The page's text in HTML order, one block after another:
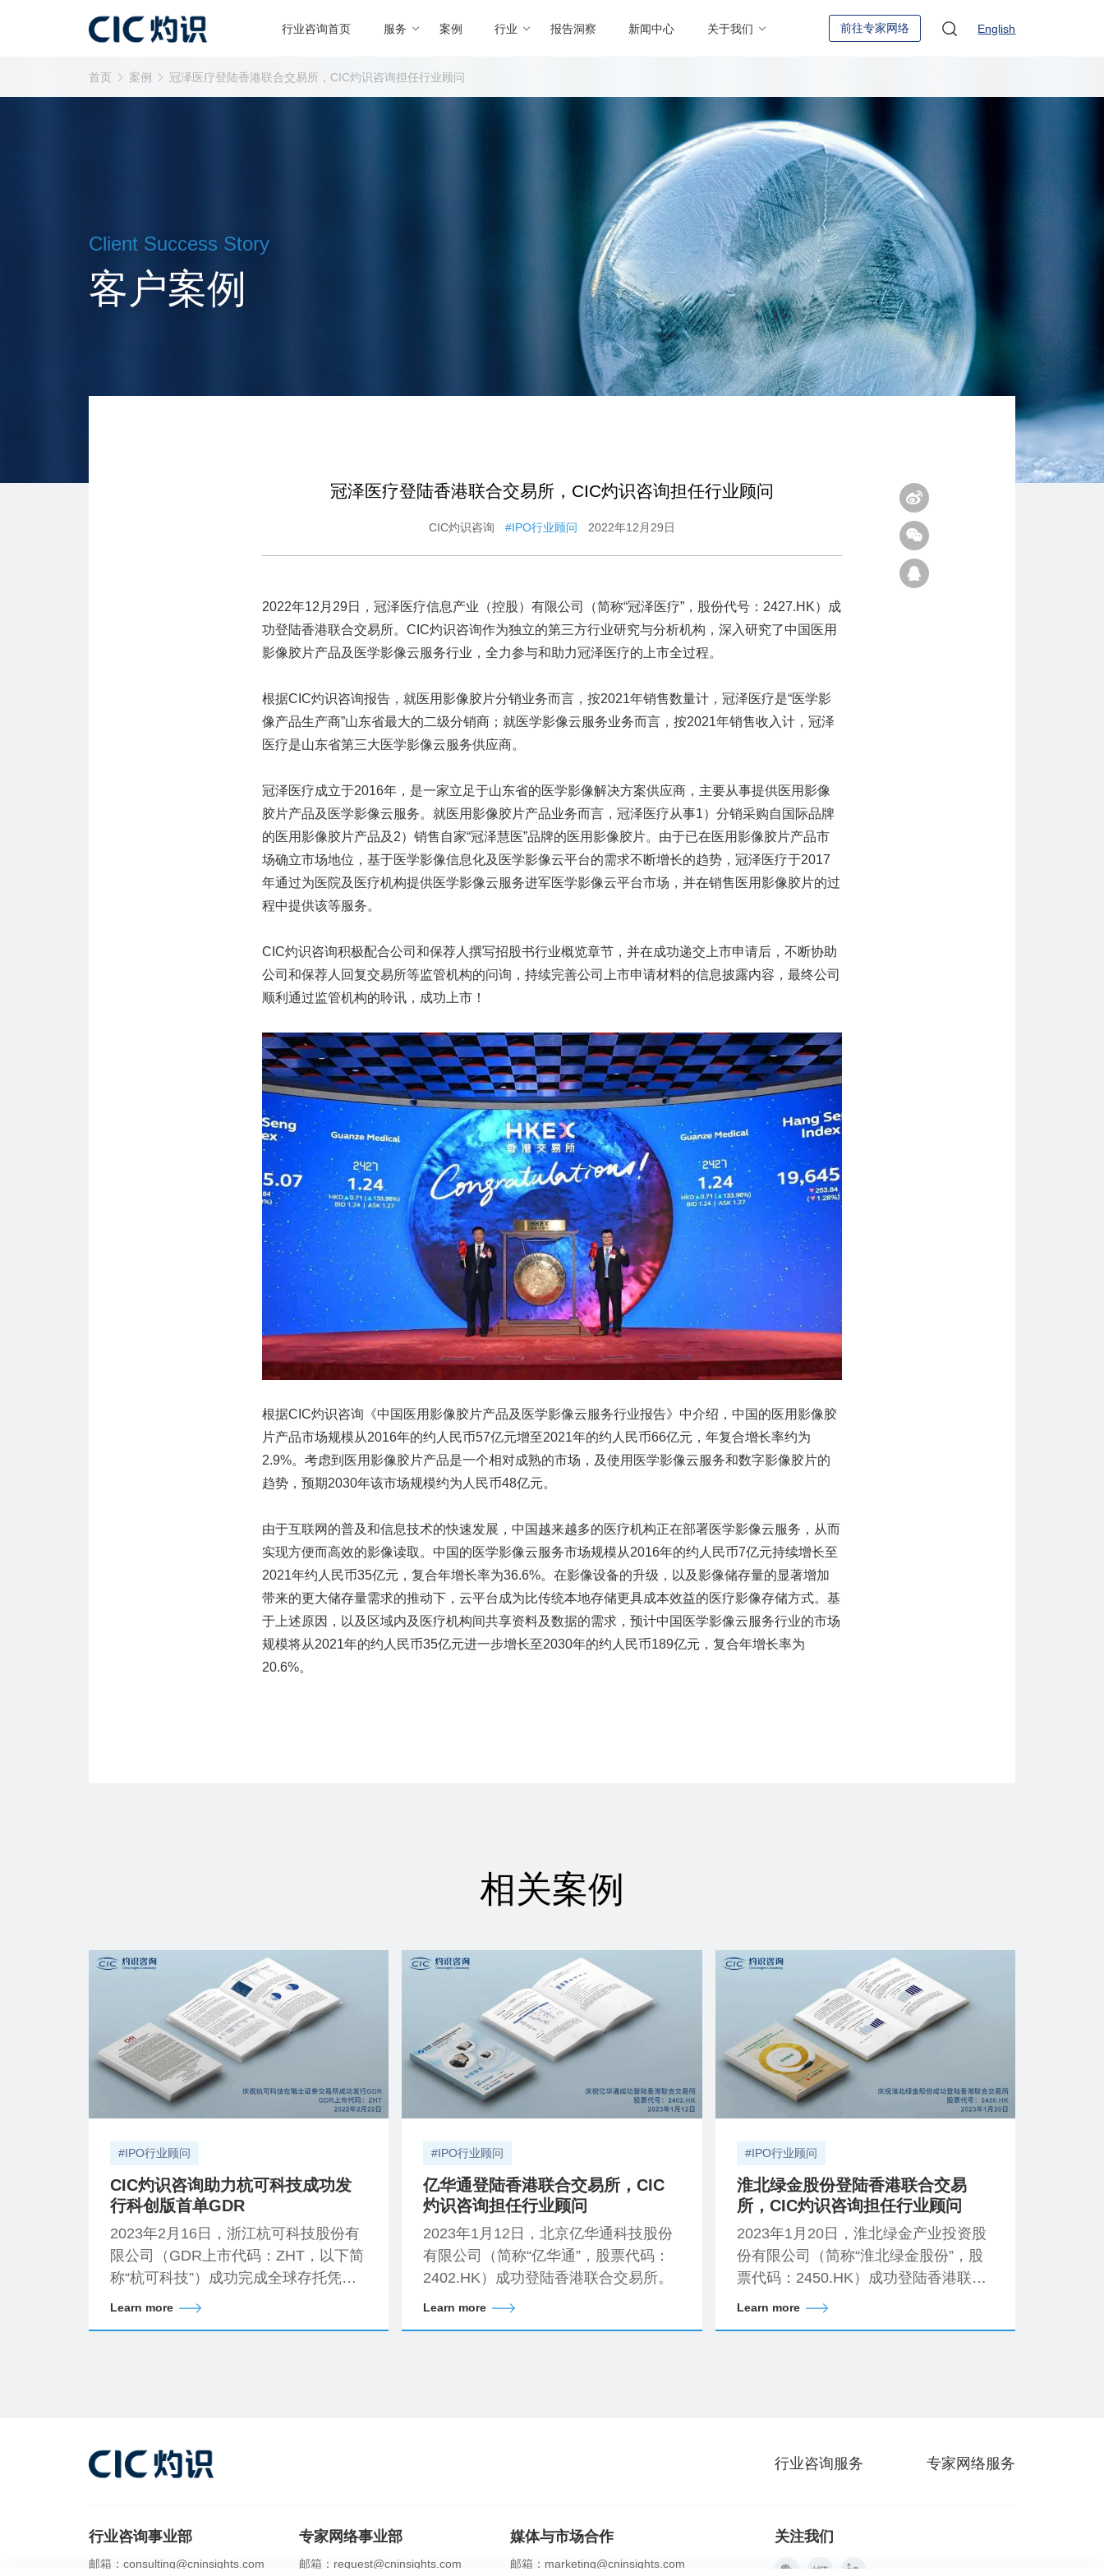
行业咨询首页 服务 案例 行业 报告洞察 新闻中心 关于我们 前往专家网络 English
Client Success Story
客户案例
首页 案例 冠泽医疗登陆香港联合交易所，CIC灼识咨询担任行业顾问
冠泽医疗登陆香港联合交易所，CIC灼识咨询担任行业顾问
CIC灼识咨询 #IPO行业顾问 2022年12月29日
2022年12月29日，冠泽医疗信息产业（控股）有限公司（简称“冠泽医疗”，股份代号：2427.HK）成
功登陆香港联合交易所。CIC灼识咨询作为独立的第三方行业研究与分析机构，深入研究了中国医用
影像胶片产品及医学影像云服务行业，全力参与和助力冠泽医疗的上市全过程。
根据CIC灼识咨询报告，就医用影像胶片分销业务而言，按2021年销售数量计，冠泽医疗是“医学影
像产品生产商”山东省最大的二级分销商；就医学影像云服务业务而言，按2021年销售收入计，冠泽
医疗是山东省第三大医学影像云服务供应商。
冠泽医疗成立于2016年，是一家立足于山东省的医学影像解决方案供应商，主要从事提供医用影像
胶片产品及医学影像云服务。就医用影像胶片产品业务而言，冠泽医疗从事1）分销采购自国际品牌
的医用影像胶片产品及2）销售自家“冠泽慧医”品牌的医用影像胶片。由于已在医用影像胶片产品市
场确立市场地位，基于医学影像信息化及医学影像云平台的需求不断增长的趋势，冠泽医疗于2017
年通过为医院及医疗机构提供医学影像云服务进军医学影像云平台市场，并在销售医用影像胶片的过
程中提供该等服务。
CIC灼识咨询积极配合公司和保荐人撰写招股书行业概览章节，并在成功递交上市申请后，不断协助
公司和保荐人回复交易所等监管机构的问询，持续完善公司上市申请材料的信息披露内容，最终公司
顺利通过监管机构的聆讯，成功上市！
根据CIC灼识咨询《中国医用影像胶片产品及医学影像云服务行业报告》中介绍，中国的医用影像胶
片产品市场规模从2016年的约人民币57亿元增至2021年的约人民币66亿元，年复合增长率约为
2.9%。考虑到医用影像胶片产品是一个相对成熟的市场，及使用医学影像云服务和数字影像胶片的
趋势，预期2030年该市场规模约为人民币48亿元。
由于互联网的普及和信息技术的快速发展，中国越来越多的医疗机构正在部署医学影像云服务，从而
实现方便而高效的影像读取。中国的医学影像云服务市场规模从2016年的约人民币7亿元持续增长至
2021年约人民币35亿元，复合年增长率为36.6%。在影像设备的升级，以及影像储存量的显著增加
带来的更大储存量需求的推动下，云平台成为比传统本地存储更具成本效益的医疗影像存储方式。基
于上述原因，以及区域内及医疗机构间共享资料及数据的需求，预计中国医学影像云服务行业的市场
规模将从2021年的约人民币35亿元进一步增长至2030年的约人民币189亿元，复合年增长率为
20.6%。
相关案例
#IPO行业顾问
CIC灼识咨询助力杭可科技成功发
行科创版首单GDR
2023年2月16日，浙江杭可科技股份有
限公司（GDR上市代码：ZHT，以下简
称“杭可科技”）成功完成全球存托凭证
（Global Depository Receipts，
Learn more
#IPO行业顾问
亿华通登陆香港联合交易所，CIC
灼识咨询担任行业顾问
2023年1月12日，北京亿华通科技股份
有限公司（简称“亿华通”，股票代码：
2402.HK）成功登陆香港联合交易所。
Learn more
#IPO行业顾问
淮北绿金股份登陆香港联合交易
所，CIC灼识咨询担任行业顾问
2023年1月20日，淮北绿金产业投资股
份有限公司（简称“淮北绿金股份”，股
票代码：2450.HK）成功登陆香港联合
交易所。
Learn more
行业咨询服务 专家网络服务
行业咨询事业部
邮箱：consulting@cninsights.com
专家网络事业部
邮箱：request@cninsights.com
媒体与市场合作
邮箱：marketing@cninsights.com
关注我们